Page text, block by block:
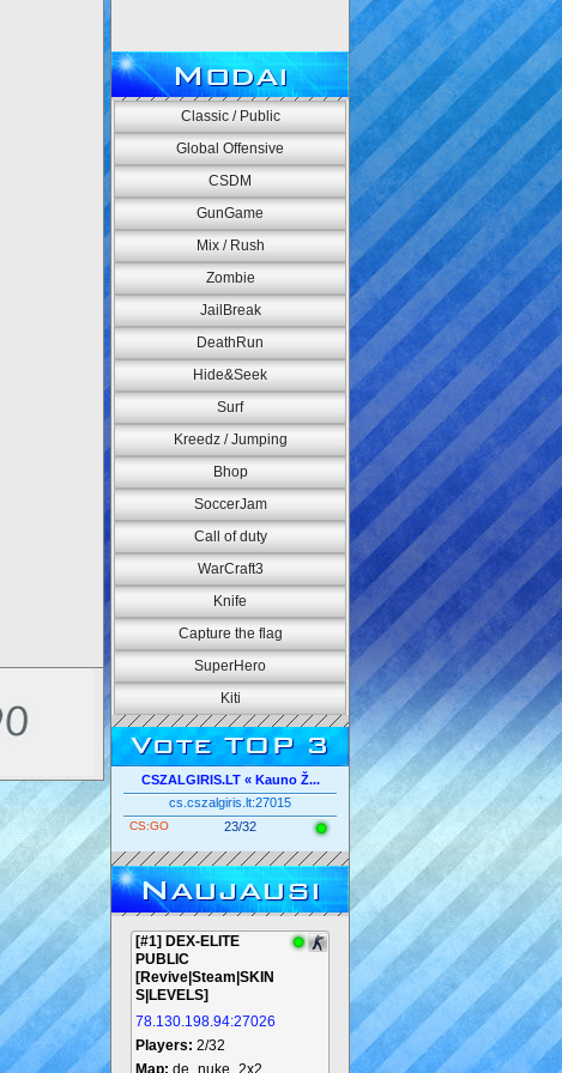
Modai
Classic / Public
Global Offensive
CSDM
GunGame
Mix / Rush
Zombie
JailBreak
DeathRun
Hide&Seek
Surf
Kreedz / Jumping
Bhop
SoccerJam
Call of duty
WarCraft3
Knife
Capture the flag
SuperHero
Kiti
Vote TOP 3
CSZALGIRIS.LT « Kauno Ž...
cs.cszalgiris.lt:27015
CS:GO 23/32
Naujausi